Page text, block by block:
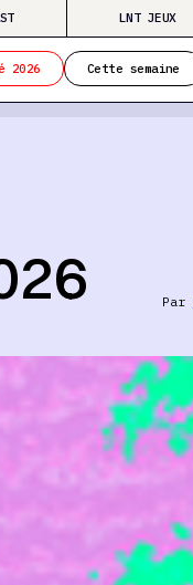
LNT JEUX
2026 Cette semaine
Par